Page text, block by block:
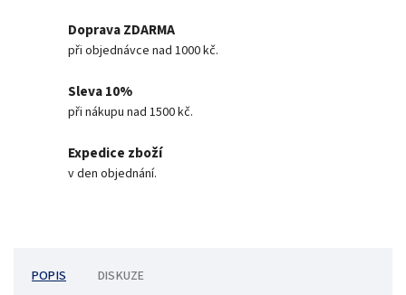
Doprava ZDARMA
při objednávce nad 1000 kč.
Sleva 10%
při nákupu nad 1500 kč.
Expedice zboží
v den objednání.
POPIS DISKUZE